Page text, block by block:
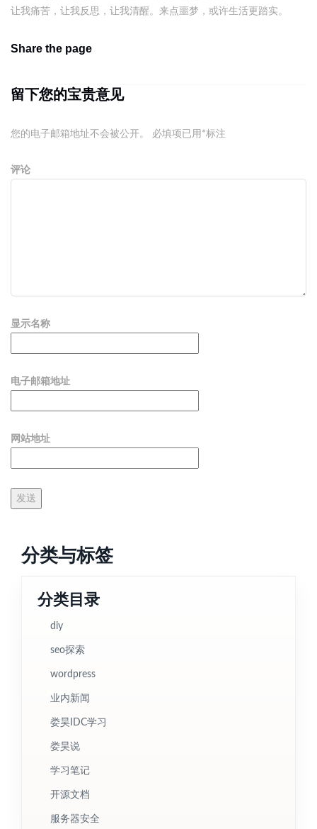
让我痛苦，让我反思，让我清醒。来点噩梦，或许生活更踏实。
Share the page
留下您的宝贵意见
您的电子邮箱地址不会被公开。 必填项已用 *标注
评论
显示名称
电子邮箱地址
网站地址
分类与标签
分类目录
diy
seo探索
wordpress
业内新闻
娄昊IDC学习
娄昊说
学习笔记
开源文档
服务器安全